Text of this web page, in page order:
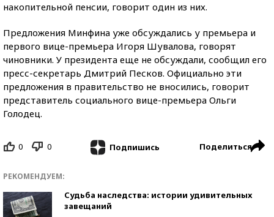
накопительной пенсии, говорит один из них.
Предложения Минфина уже обсуждались у премьера и
первого вице-премьера Игоря Шувалова, говорят
чиновники. У президента еще не обсуждали, сообщил его
пресс-секретарь Дмитрий Песков. Официально эти
предложения в правительство не вносились, говорит
представитель социального вице-премьера Ольги
Голодец.
0 0 Подпишись Поделиться
РЕКОМЕНДУЕМ:
Судьба наследства: истории удивительных
завещаний